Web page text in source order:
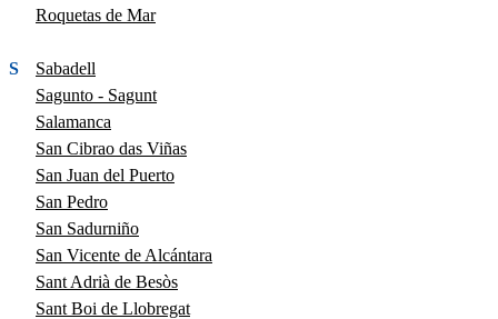
Roquetas de Mar
S
Sabadell
Sagunto - Sagunt
Salamanca
San Cibrao das Viñas
San Juan del Puerto
San Pedro
San Sadurniño
San Vicente de Alcántara
Sant Adrià de Besòs
Sant Boi de Llobregat